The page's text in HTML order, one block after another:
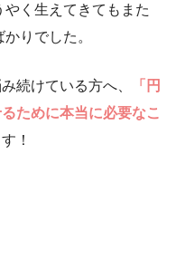
く生えてきてもまた
りでした。
続けている方へ、
「円
ために本当に必要なこ
！